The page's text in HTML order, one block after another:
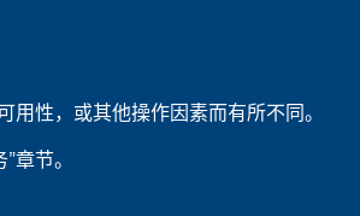
性，或其他操作因素而有所不同。
章节。